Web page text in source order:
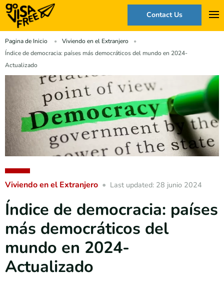
Contact Us
Pagina de Inicio
Viviendo en el Extranjero
Índice de democracia: países más democráticos del mundo en 2024-
Actualizado
Viviendo en el Extranjero Last updated: 28 junio 2024
Índice de democracia: países
más democráticos del
mundo en 2024-
Actualizado